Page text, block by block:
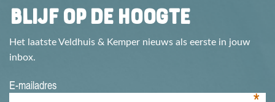
BLIJF OP DE HOOGTE
Het laatste Veldhuis & Kemper nieuws als eerste in jouw
inbox.
E-mailadres